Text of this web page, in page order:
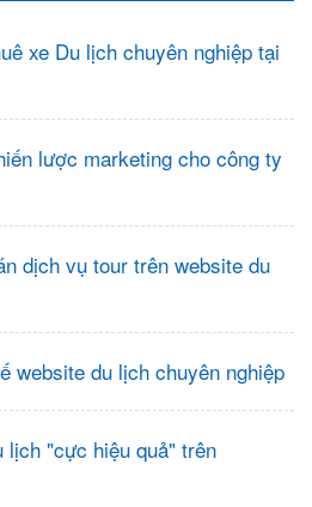
xe Du lịch chuyên nghiệp tại
lược marketing cho công ty
dịch vụ tour trên website du
website du lịch chuyên nghiệp
lịch "cực hiệu quả" trên